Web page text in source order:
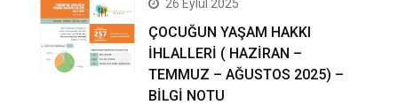
26 Eylül 2025
ÇOCUĞUN YAŞAM HAKKI
İHLALLERİ ( HAZİRAN –
TEMMUZ – AĞUSTOS 2025) –
BİLGİ NOTU